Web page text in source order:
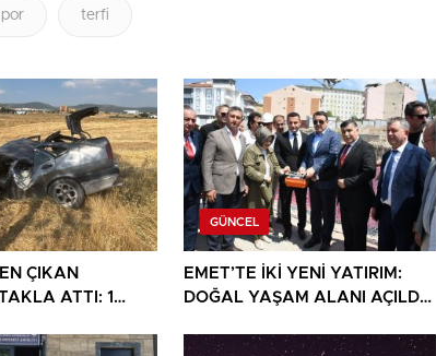
terfi
ÇIKAN
ATTI: 1
GÜNCEL
EMET’TE İKİ YENİ YATIRIM:
DOĞAL YAŞAM ALANI AÇILDI,
ATILDI